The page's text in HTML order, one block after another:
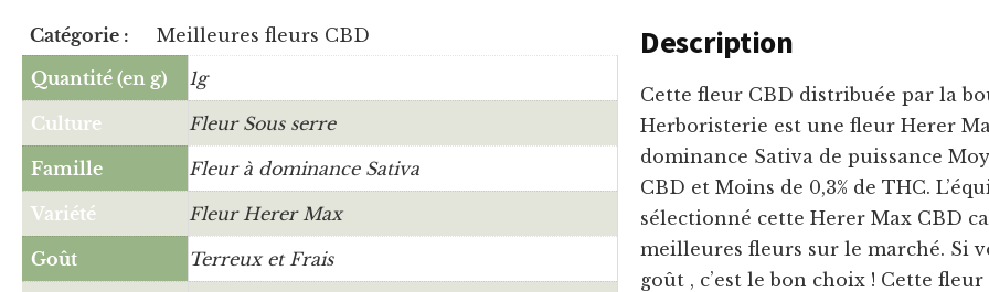
Catégorie :
Meilleures fleurs CBD
Quantité (en g)
1g
Culture Fleur Sous serre
Famille Fleur à dominance Sativa
Variété Fleur Herer Max
Goût Terreux et Frais
Description
Cette fleur CBD distribuée par la
Herboristerie est une fleur Herer
dominance Sativa de puissance
CBD et Moins de 0,3% de THC.
sélectionné cette Herer Max CBD
meilleures fleurs sur le marché. Si
goût , c’est le bon choix ! Cette